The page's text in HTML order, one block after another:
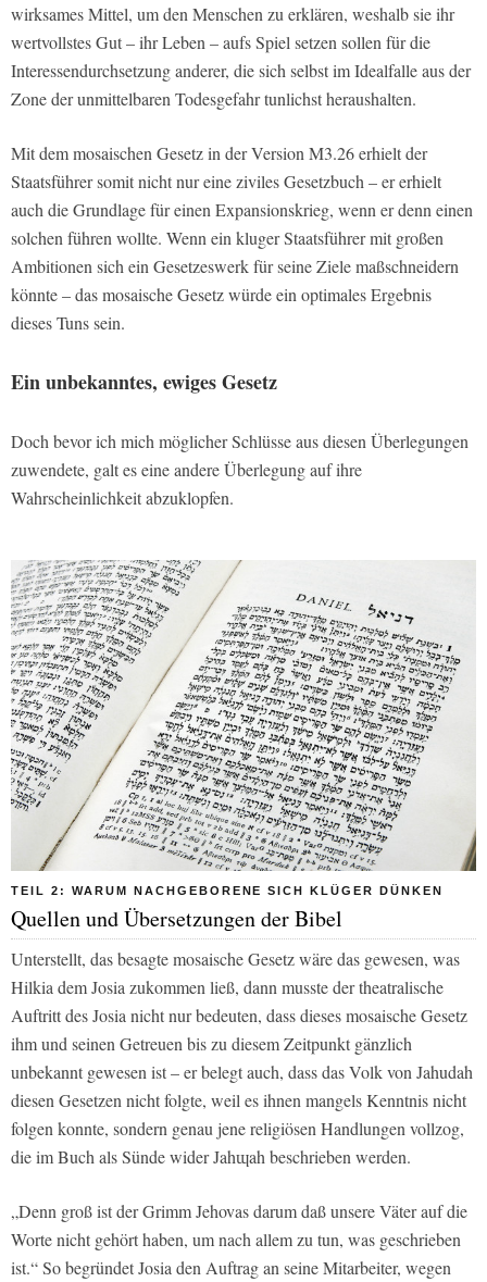
wirksames Mittel, um den Menschen zu erklären, weshalb sie ihr
wertvollstes Gut – ihr Leben – aufs Spiel setzen sollen für die
Interessendurchsetzung anderer, die sich selbst im Idealfalle aus der
Zone der unmittelbaren Todesgefahr tunlichst heraushalten.
Mit dem mosaischen Gesetz in der Version M3.26 erhielt der
Staatsführer somit nicht nur eine ziviles Gesetzbuch – er erhielt
auch die Grundlage für einen Expansionskrieg, wenn er denn einen
solchen führen wollte. Wenn ein kluger Staatsführer mit großen
Ambitionen sich ein Gesetzeswerk für seine Ziele maßschneidern
könnte – das mosaische Gesetz würde ein optimales Ergebnis
dieses Tuns sein.
Ein unbekanntes, ewiges Gesetz
Doch bevor ich mich möglicher Schlüsse aus diesen Überlegungen
zuwendete, galt es eine andere Überlegung auf ihre
Wahrscheinlichkeit abzuklopfen.
TEIL 2: WARUM NACHGEBORENE SICH KLÜGER DÜNKEN
Quellen und Übersetzungen der Bibel
Unterstellt, das besagte mosaische Gesetz wäre das gewesen, was
Hilkia dem Josia zukommen ließ, dann musste der theatralische
Auftritt des Josia nicht nur bedeuten, dass dieses mosaische Gesetz
ihm und seinen Getreuen bis zu diesem Zeitpunkt gänzlich
unbekannt gewesen ist – er belegt auch, dass das Volk von Jahudah
diesen Gesetzen nicht folgte, weil es ihnen mangels Kenntnis nicht
folgen konnte, sondern genau jene religiösen Handlungen vollzog,
die im Buch als Sünde wider Jahɰah beschrieben werden.
„Denn groß ist der Grimm Jehovas darum daß unsere Väter auf die
Worte nicht gehört haben, um nach allem zu tun, was geschrieben
ist.“ So begründet Josia den Auftrag an seine Mitarbeiter, wegen